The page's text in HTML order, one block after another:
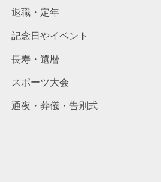
退職・定年
記念日やイベント
長寿・還暦
スポーツ大会
通夜・葬儀・告別式